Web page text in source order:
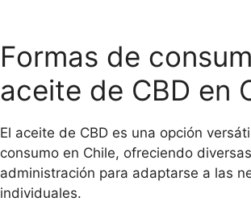
gr
cantidad
Formas de
aceite de CBD en
El aceite de CBD es una opción
consumo en Chile, ofreciendo
administración para adaptarse a las
individuales.